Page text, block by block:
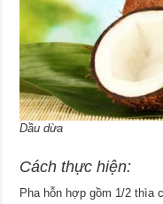
Dầu dừa
Cách thực hiện:
Pha hỗn hợp gồm 1/2 thìa